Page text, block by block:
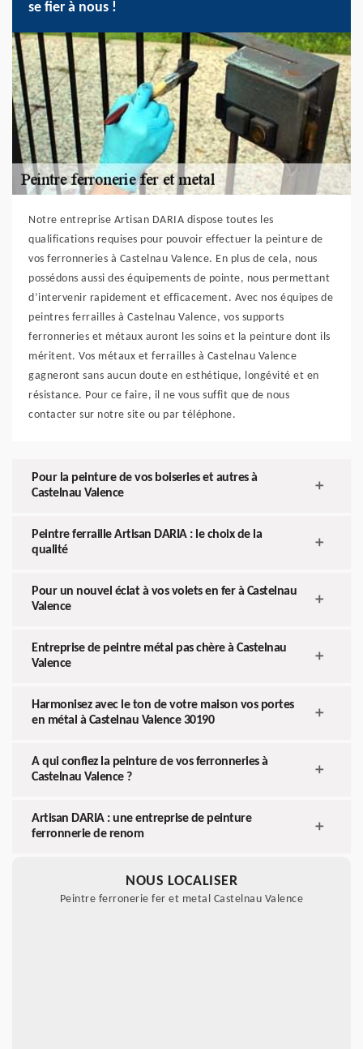
se fier à nous !
Notre entreprise Artisan DARIA dispose toutes les
qualifications requises pour pouvoir effectuer la peinture de
vos ferronneries à Castelnau Valence. En plus de cela, nous
possédons aussi des équipements de pointe, nous permettant
d’intervenir rapidement et efficacement. Avec nos équipes de
peintres ferrailles à Castelnau Valence, vos supports
ferronneries et métaux auront les soins et la peinture dont ils
méritent. Vos métaux et ferrailles à Castelnau Valence
gagneront sans aucun doute en esthétique, longévité et en
résistance. Pour ce faire, il ne vous suffit que de nous
contacter sur notre site ou par téléphone.
Pour la peinture de vos boiseries et autres à
Castelnau Valence
Peintre ferraille Artisan DARIA : le choix de la
qualité
Pour un nouvel éclat à vos volets en fer à Castelnau
Valence
Entreprise de peintre métal pas chère à Castelnau
Valence
Harmonisez avec le ton de votre maison vos portes
en métal à Castelnau Valence 30190
A qui confiez la peinture de vos ferronneries à
Castelnau Valence ?
Artisan DARIA : une entreprise de peinture
ferronnerie de renom
NOUS LOCALISER
Peintre ferronerie fer et metal Castelnau Valence